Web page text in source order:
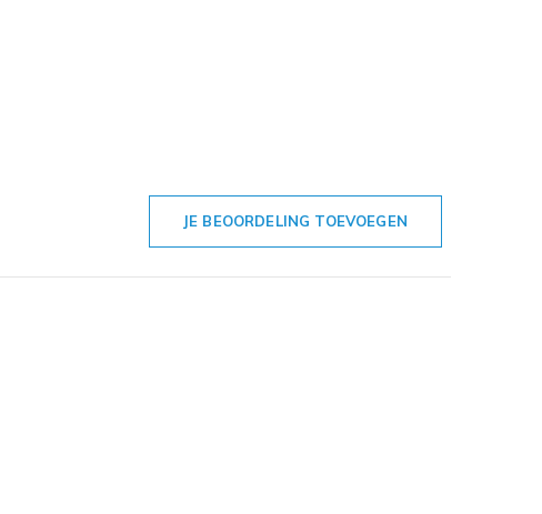
JE BEOORDELING TOEVOEGEN